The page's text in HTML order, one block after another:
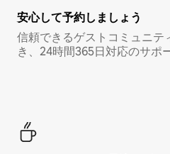
安心して予約しましょう
信頼できるゲストコミュニテ
き、24時間365日対応のサポ